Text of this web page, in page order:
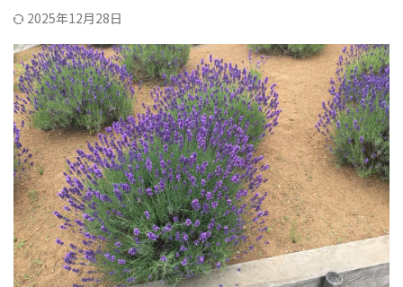
2025年12月28日